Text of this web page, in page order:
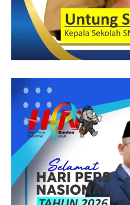
mengayomi serta
masyarakat Pone.
“ Alhamdulillah, Kita
BUMDes di daerah lain, yang
menghasilkan PAD bagi desa.
Pemerintah Desa Pone
BUMDes Moponuwa bisa
arah lebih baik melalui
pada meningkatnya roda
Saiful Daud yang begitu akrab
( IDA )